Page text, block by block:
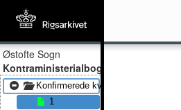
Østofte Sogn
Kontraministerialbog
Konfirmerede kvinder 1858 -
1